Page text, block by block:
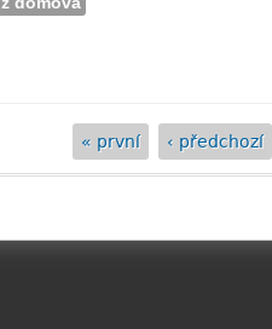
« první ‹ předchozí